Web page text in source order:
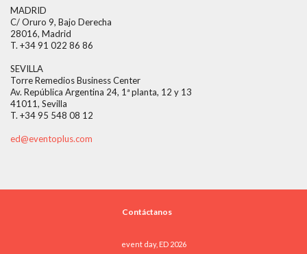
MADRID
C/ Oruro 9, Bajo Derecha
28016, Madrid
T. +34 91 022 86 86
SEVILLA
Torre Remedios Business Center
Av. República Argentina 24, 1ª planta, 12 y 13
41011, Sevilla
T. +34 95 548 08 12
ed@eventoplus.com
Contáctanos
event day, ED 2026